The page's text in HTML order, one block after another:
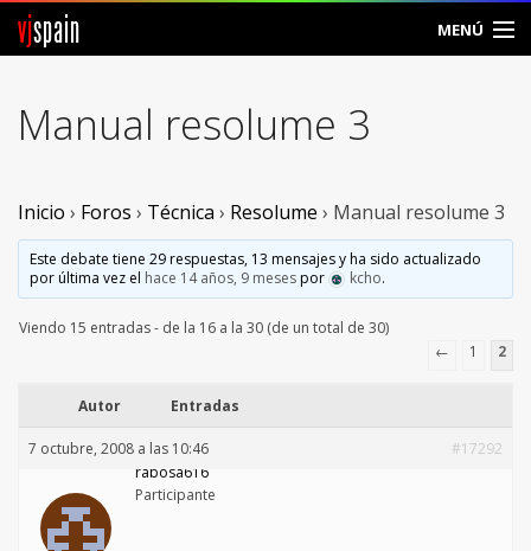
vjspain MENÚ
Foros
Vjspain
Manual resolume 3
Inicio › Foros › Técnica › Resolume › Manual resolume 3
Este debate tiene 29 respuestas, 13 mensajes y ha sido actualizado
por última vez el hace 14 años, 9 mesespor kcho.
Viendo 15 entradas - de la 16 a la 30 (de un total de 30)
←
1 2
Autor Entradas
7 octubre, 2008 a las 10:46
#17292
rabosa616
Participante